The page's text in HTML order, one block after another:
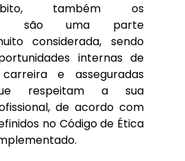
também os
são uma parte
considerada, sendo
internas de
e asseguradas
respeitam a sua
de acordo com
no Código de Ética